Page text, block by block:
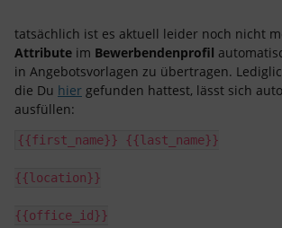
tatsächlich ist es aktuell leider noch nicht
Attribute im Bewerbendenprofil
in Angebotsvorlagen zu übertragen.
die Du hier gefunden hattest, lässt sich
ausfüllen:
{{first_name}} {{last_name}}
{{location}}
{{office_id}}